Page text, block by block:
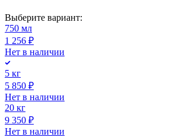
Выберите вариант:
750 мл
1 256 ₽
Нет в наличии
5 кг
5 850 ₽
Нет в наличии
20 кг
9 350 ₽
Нет в наличии